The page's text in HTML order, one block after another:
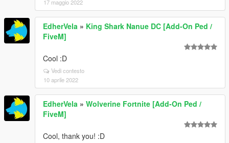
17 maggio 2022
EdherVela » King Shark Nanue DC [Add-On Ped /
FiveM]
Cool :D
Vedi contesto
10 aprile 2022
EdherVela » Wolverine Fortnite [Add-On Ped /
FiveM]
Cool, thank you! :D